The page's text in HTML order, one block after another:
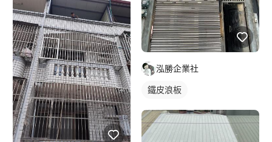
泓勝企業社
鐵皮浪板